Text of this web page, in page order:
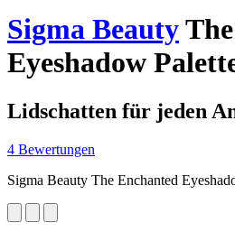
Sigma Beauty
Eyeshadow
Lidschatten für jeden
4 Bewertungen
Sigma Beauty The Enchanted